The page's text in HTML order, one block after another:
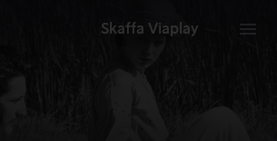
Skaffa Viaplay